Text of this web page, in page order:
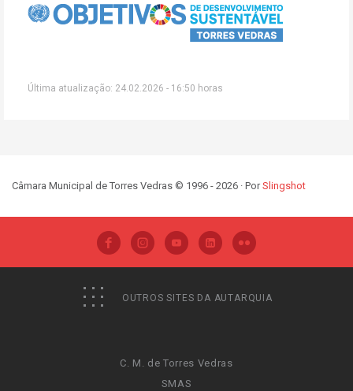
Última atualização: 24.02.2026 - 16:50 horas
Câmara Municipal de Torres Vedras © 1996 - 2026 · PorSlingshot
OUTROS SITES DA AUTARQUIA
C. M. de Torres Vedras
SMAS